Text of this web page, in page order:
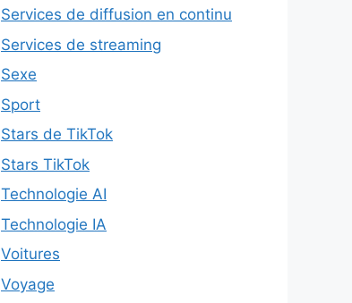
Services de diffusion en continu
Services de streaming
Sexe
Sport
Stars de TikTok
Stars TikTok
Technologie AI
Technologie IA
Voitures
Voyage